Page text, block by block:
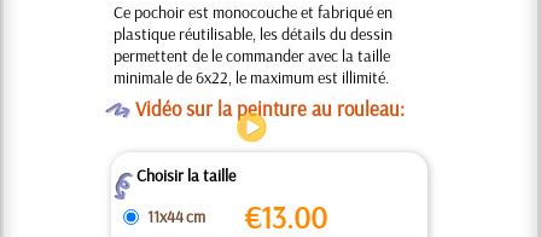
Ce pochoir est monocouche et fabriqué en
plastique réutilisable, les détails du dessin
permettent de le commander avec la taille
minimale de 6x22, le maximum est illimité.
OVidéo sur la peinture au rouleau:
ZChoisir la taille
11x44 cm
€13.00